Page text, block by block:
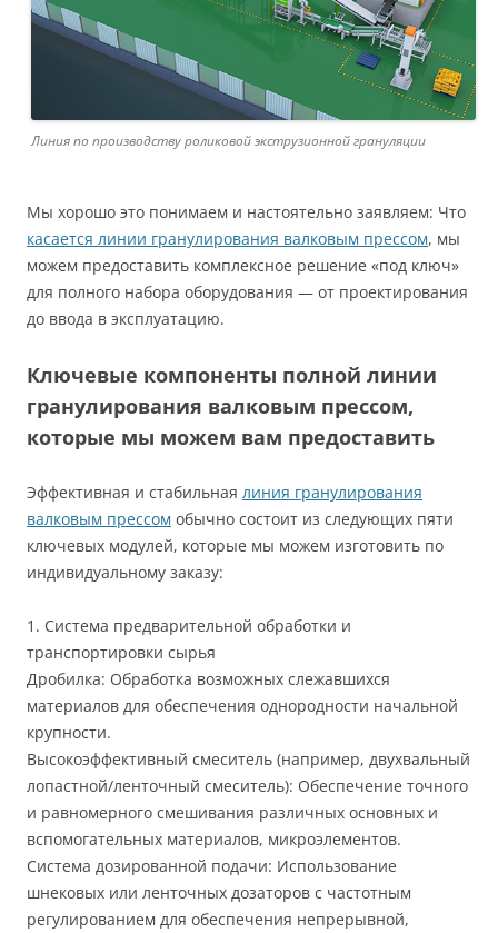
Линия по производству роликовой экструзионной грануляции
Мы хорошо это понимаем и настоятельно заявляем: Что
касается линии гранулирования валковым прессом, мы
можем предоставить комплексное решение «под ключ»
для полного набора оборудования — от проектирования
до ввода в эксплуатацию.
Ключевые компоненты полной линии
гранулирования валковым прессом,
которые мы можем вам предоставить
Эффективная и стабильная линия гранулирования
валковым прессом обычно состоит из следующих пяти
ключевых модулей, которые мы можем изготовить по
индивидуальному заказу:
1. Система предварительной обработки и
транспортировки сырья
Дробилка: Обработка возможных слежавшихся
материалов для обеспечения однородности начальной
крупности.
Высокоэффективный смеситель (например, двухвальный
лопастной/ленточный смеситель): Обеспечение точного
и равномерного смешивания различных основных и
вспомогательных материалов, микроэлементов.
Система дозированной подачи: Использование
шнековых или ленточных дозаторов с частотным
регулированием для обеспечения непрерывной,